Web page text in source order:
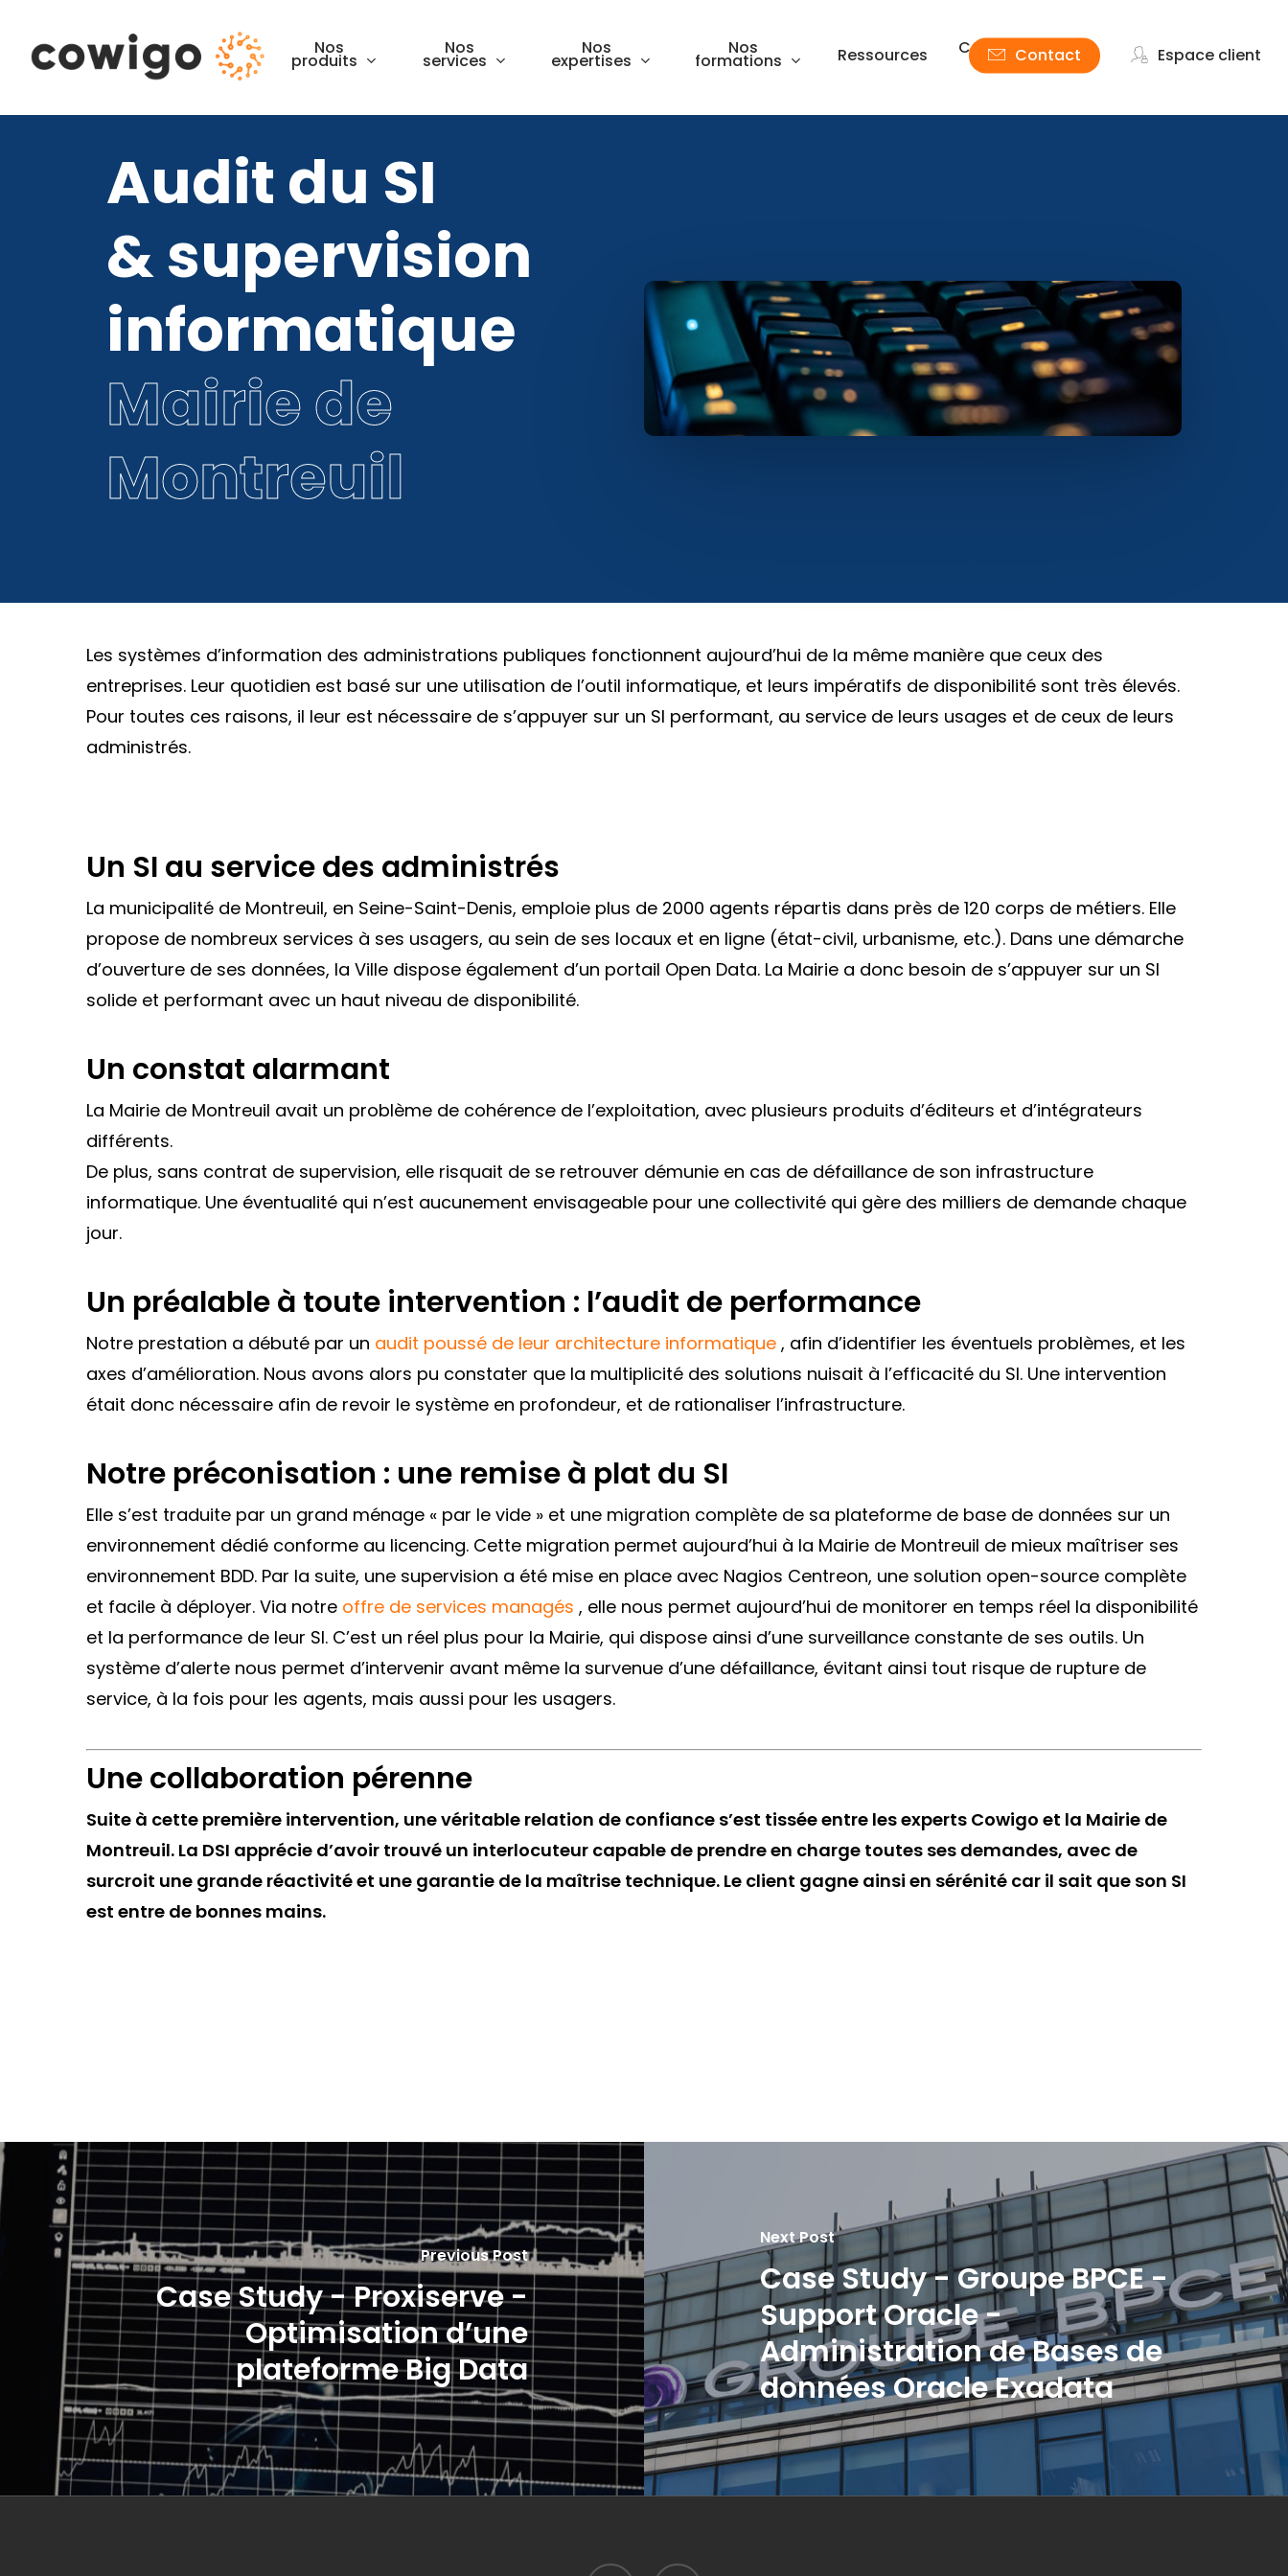
main
Nos
produits
Nos
services
Nos
expertises
Nos
formations Ressources CowigoContact Espace client
Audit du SI
& supervision
informatique
Mairie de
Montreuil
Les systèmes d’information des administrations publiques fonctionnent aujourd’hui de la même manière que ceux des
entreprises. Leur quotidien est basé sur une utilisation de l’outil informatique, et leurs impératifs de disponibilité sont très élevés.
Pour toutes ces raisons, il leur est nécessaire de s’appuyer sur un SI performant, au service de leurs usages et de ceux de leurs
administrés.
Un SI au service des administrés
La municipalité de Montreuil, en Seine-Saint-Denis, emploie plus de 2000 agents répartis dans près de 120 corps de métiers. Elle
propose de nombreux services à ses usagers, au sein de ses locaux et en ligne (état-civil, urbanisme, etc.). Dans une démarche
d’ouverture de ses données, la Ville dispose également d’un portail Open Data. La Mairie a donc besoin de s’appuyer sur un SI
solide et performant avec un haut niveau de disponibilité.
Un constat alarmant
La Mairie de Montreuil avait un problème de cohérence de l’exploitation, avec plusieurs produits d’éditeurs et d’intégrateurs
différents.
De plus, sans contrat de supervision, elle risquait de se retrouver démunie en cas de défaillance de son infrastructure
informatique. Une éventualité qui n’est aucunement envisageable pour une collectivité qui gère des milliers de demande chaque
jour.
Un préalable à toute intervention : l’audit de performance
Notre prestation a débuté par un audit poussé de leur architecture informatique , afin d’identifier les éventuels problèmes, et les
axes d’amélioration. Nous avons alors pu constater que la multiplicité des solutions nuisait à l’efficacité du SI. Une intervention
était donc nécessaire afin de revoir le système en profondeur, et de rationaliser l’infrastructure.
Notre préconisation : une remise à plat du SI
Elle s’est traduite par un grand ménage « par le vide » et une migration complète de sa plateforme de base de données sur un
environnement dédié conforme au licencing. Cette migration permet aujourd’hui à la Mairie de Montreuil de mieux maîtriser ses
environnement BDD. Par la suite, une supervision a été mise en place avec Nagios Centreon, une solution open-source complète
et facile à déployer. Via notre offre de services managés , elle nous permet aujourd’hui de monitorer en temps réel la disponibilité
et la performance de leur SI. C’est un réel plus pour la Mairie, qui dispose ainsi d’une surveillance constante de ses outils. Un
système d’alerte nous permet d’intervenir avant même la survenue d’une défaillance, évitant ainsi tout risque de rupture de
service, à la fois pour les agents, mais aussi pour les usagers.
Une collaboration pérenne
Suite à cette première intervention, une véritable relation de confiance s’est tissée entre les experts Cowigo et la Mairie de
Montreuil. La DSI apprécie d’avoir trouvé un interlocuteur capable de prendre en charge toutes ses demandes, avec de
surcroit une grande réactivité et une garantie de la maîtrise technique. Le client gagne ainsi en sérénité car il sait que son SI
est entre de bonnes mains.
Previous Post
Case Study - Proxiserve -
Optimisation d’une
plateforme Big Data
Next Post
Case Study - Groupe BPCE -
Support Oracle -
Administration de Bases de
données Oracle Exadata